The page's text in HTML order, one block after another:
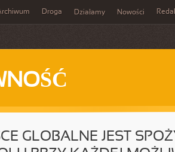
Droga Działamy Nowości
GLOBALNE JEST